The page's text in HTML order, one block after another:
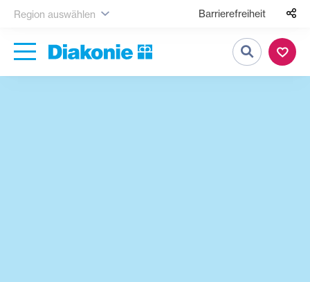
Region auswählen Barrierefreiheit
Suche